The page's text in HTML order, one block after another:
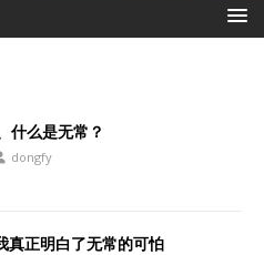
什么是无常？
dongfy
真正明白了无常的可怕